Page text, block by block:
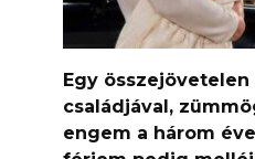
Egy
családjával,
engem a három